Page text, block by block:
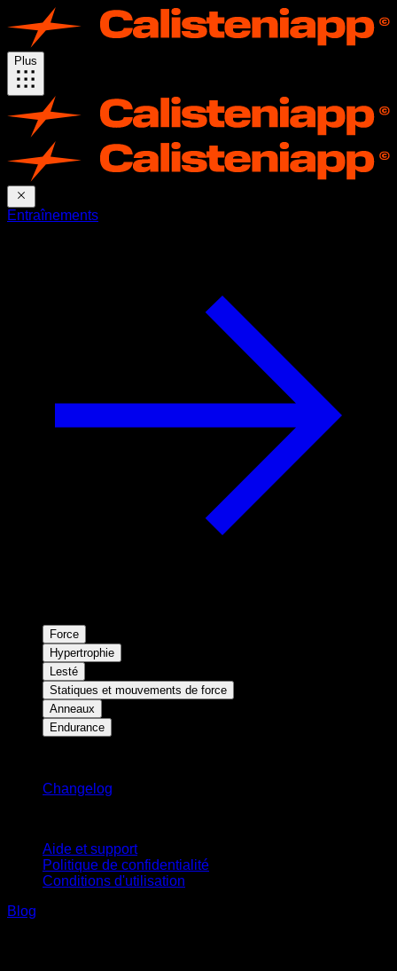
Plus
Entraînements
Force
Hypertrophie
Lesté
Statiques et mouvements de force
Anneaux
Endurance
Changelog
Aide et support
Politique de confidentialité
Conditions d'utilisation
Blog